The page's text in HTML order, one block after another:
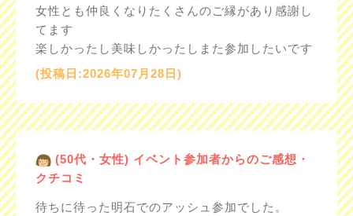
女性とも仲良くなりたくさんのご縁があり感謝し
てます
楽しかったし美味しかったしまた参加したいです
(投稿日:2026年07月28日)
(50代・女性) イベント参加者からのご感想・
クチコミ
待ちに待った明石でのアッシュ参加でした。